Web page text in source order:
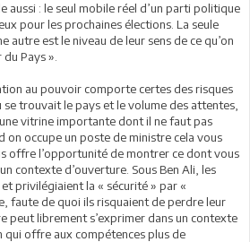
aussi : le seul mobile réel d’un parti politique
pour les prochaines élections. La seule
autre est le niveau de leur sens de ce qu’on
Pays ».
au pouvoir comporte certes des risques
trouvait le pays et le volume des attentes,
vitrine importante dont il ne faut pas
on occupe un poste de ministre cela vous
offre l’opportunité de montrer ce dont vous
contexte d’ouverture. Sous Ben Ali, les
privilégiaient la « sécurité » par «
faute de quoi ils risquaient de perdre leur
peut librement s’exprimer dans un contexte
offre aux compétences plus de